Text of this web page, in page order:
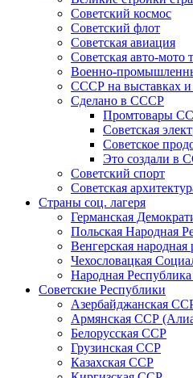
Советский космос
Советский флот
Советская авиация
Советская авто-мото
Военно-
СССР на выставках и
Сделано в СССР
Промтовары
Советская
Советское
Это создали в
Советский спорт
Советская
Страны соц. лагеря
Германская
Польская Народная
Венгерская народная
Чехословацкая
Народная
Советские Республики
Азербайджанская
Армянская ССР
Белорусская ССР
Грузинская ССР
Казахская ССР